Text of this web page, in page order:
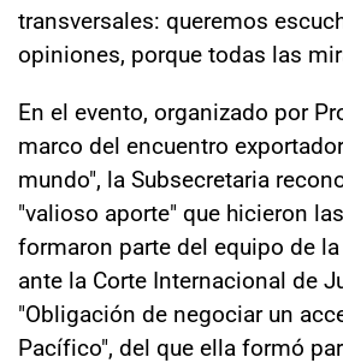
transversales: queremos
opiniones, porque todas las
En el evento, organizado por
marco del encuentro
mundo", la Subsecretaria
"valioso aporte" que hicieron
formaron parte del equipo de
ante la Corte Internacional de
"Obligación de negociar un
Pacífico", del que ella formó